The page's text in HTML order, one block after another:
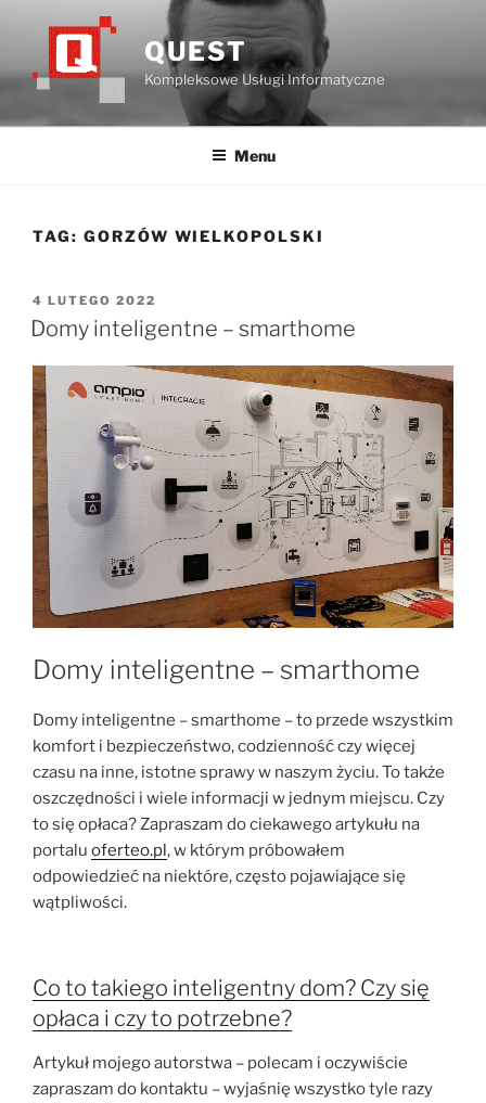
QUEST
Kompleksowe Usługi Informatyczne
Menu
TAG: GORZÓW WIELKOPOLSKI
OPUBLIKOWANE
W
4 LUTEGO 2022
Domy inteligentne – smarthome
Domy inteligentne – smarthome
Domy inteligentne – smarthome – to przede wszystkim
komfort i bezpieczeństwo, codzienność czy więcej
czasu na inne, istotne sprawy w naszym życiu. To także
oszczędności i wiele informacji w jednym miejscu. Czy
to się opłaca? Zapraszam do ciekawego artykułu na
portalu oferteo.pl, w którym próbowałem
odpowiedzieć na niektóre, często pojawiające się
wątpliwości.
Co to takiego inteligentny dom? Czy się
opłaca i czy to potrzebne?
Artykuł mojego autorstwa – polecam i oczywiście
zapraszam do kontaktu – wyjaśnię wszystko tyle razy